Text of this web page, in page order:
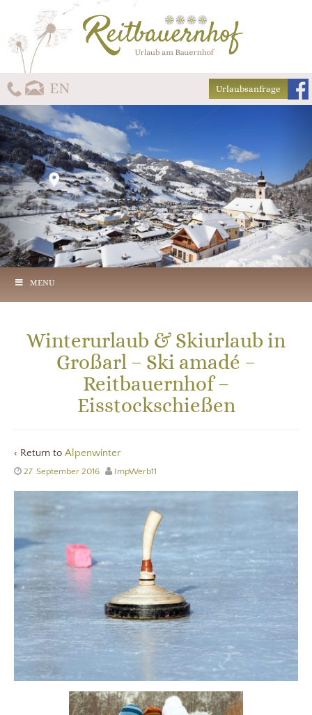
Urlaubsanfrage
MENU
Winterurlaub & Skiurlaub in
Großarl – Ski amadé –
Reitbauernhof –
Eisstockschießen
‹ Return to Alpenwinter
27. September 2016 ImpWerb11